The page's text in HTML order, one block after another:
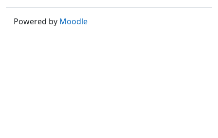
Powered by Moodle